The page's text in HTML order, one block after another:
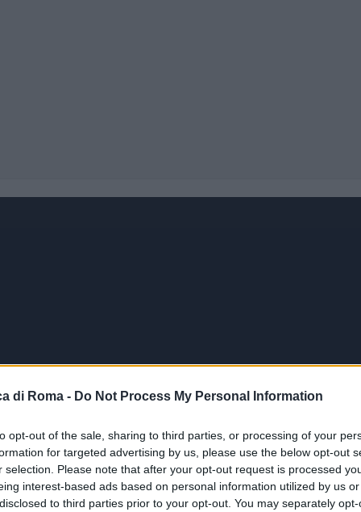
di Roma - Do Not Process My Personal Information
opt-out of the sale, sharing to third parties, or processing of your
for targeted advertising by us, please use the below opt-out
selection. Please note that after your opt-out request is processed
interest-based ads based on personal information utilized by us
to third parties prior to your opt-out. You may separately